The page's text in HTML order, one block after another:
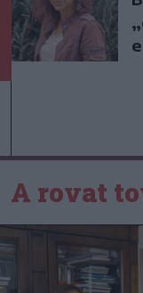
A rovat